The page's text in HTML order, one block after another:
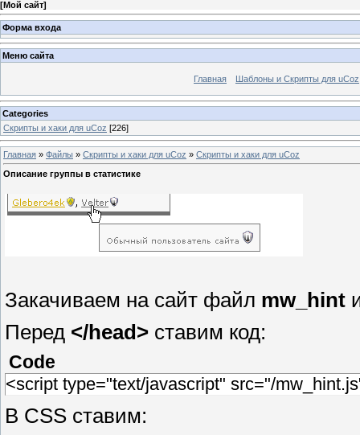
[Мой сайт]
Форма входа
Меню сайта
Главная Шаблоны и Скрипты для uCoz
Categories
Скрипты и хаки для uCoz [226]
Главная » Файлы » Скрипты и хаки для uCoz » Скрипты и хаки для uCoz
Описание группы в статистике
Закачиваем на сайт файл mw_hint
Перед </head> ставим код:
Code
<script type="text/javascript" src="/
В CSS ставим: